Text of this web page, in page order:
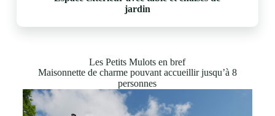
jardin
Les Petits Mulots en bref
Maisonnette de charme pouvant accueillir jusqu’à 8
personnes